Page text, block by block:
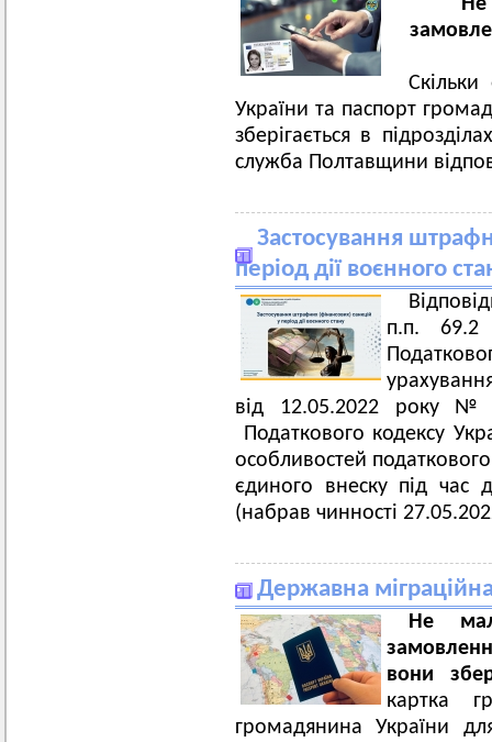
Не
України та паспорт
зберігається в
служба Полтавщини
Застосування
період дії воєнного
п.п. 69.2
від 12.05.2022 року №
Податкового кодексу
особливостей
єдиного внеску під час
(набрав чинності
Державна
Не
вони
картка
громадянина України